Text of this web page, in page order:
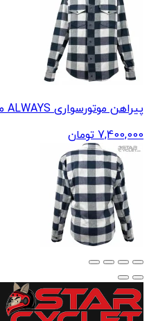
پیراهن موتورسواری ALWAYS مدل 500 WHITE
7,400,000 تومان